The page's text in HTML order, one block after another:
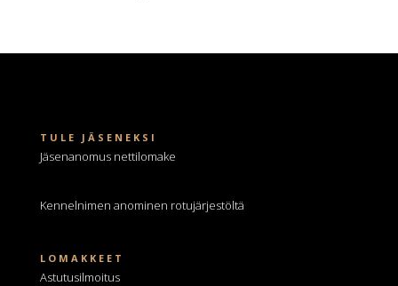
TULE JÄSENEKSI
Jäsenanomus nettilomake
Kennelnimen anominen rotujärjestöltä
LOMAKKEET
Astutusilmoitus